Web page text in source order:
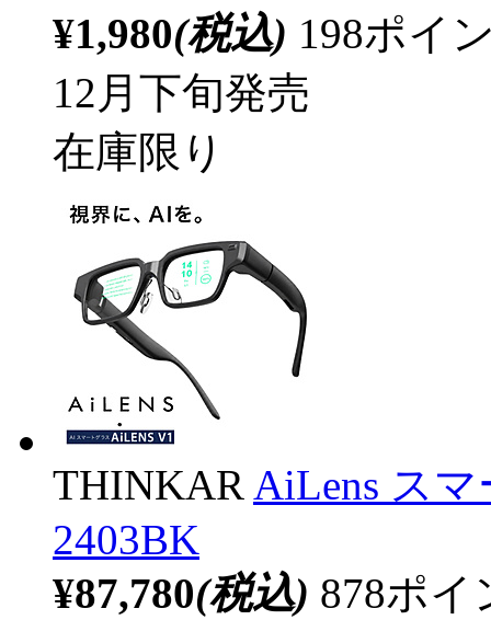
¥1,980(税込) 198ポイ
12月下旬発売
在庫限り
THINKAR AiLens ス
2403BK
¥87,780(税込) 878ポ